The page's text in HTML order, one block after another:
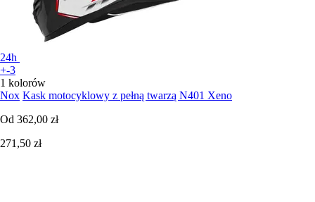
24h
+-3
1 kolorów
Nox Kask motocyklowy z pełną twarzą N401 Xeno
Od 362,00 zł
271,50 zł